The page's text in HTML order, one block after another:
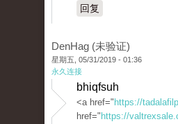
回复
DenHag (未验证)
星期五, 05/31/2019 - 01:36
永久连接
bhiqfsuh
<a href=" https://
href=" https://